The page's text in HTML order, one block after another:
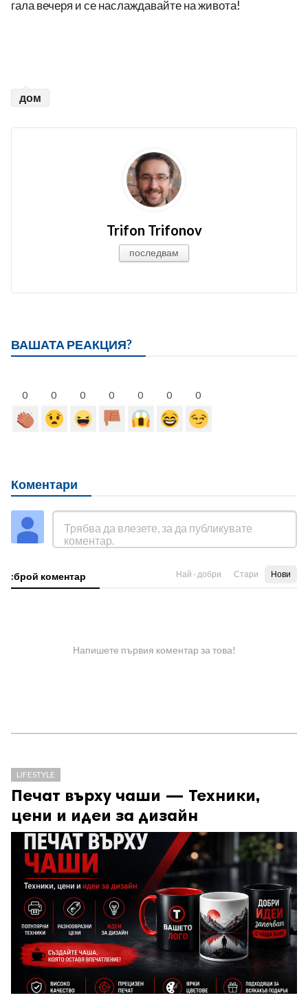
гала вечеря и се наслаждавайте на живота!
дом
Trifon Trifonov
последвам
ВАШАТА РЕАКЦИЯ?
0 0 0 0 0 0 0
Коментари
:брой коментар Най - добри Стари Нови
Напишете първия коментар за това!
LIFESTYLE
Печат върху чаши — Техники,
цени и идеи за дизайн